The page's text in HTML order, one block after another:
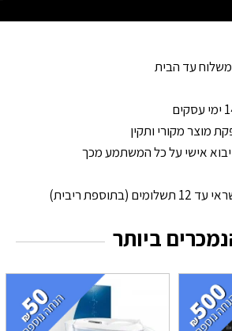
משלוח עד הבית
מוצר מקורי ותקין
אישי על כל המשתמע מכך
ריבית)
ביותר